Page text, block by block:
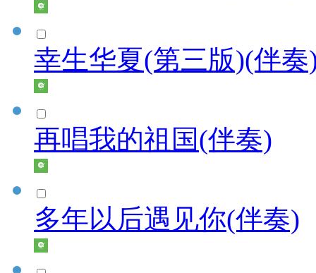
幸生华夏(第三版)(伴奏
再唱我的祖国(伴奏)
多年以后遇见你(伴奏)